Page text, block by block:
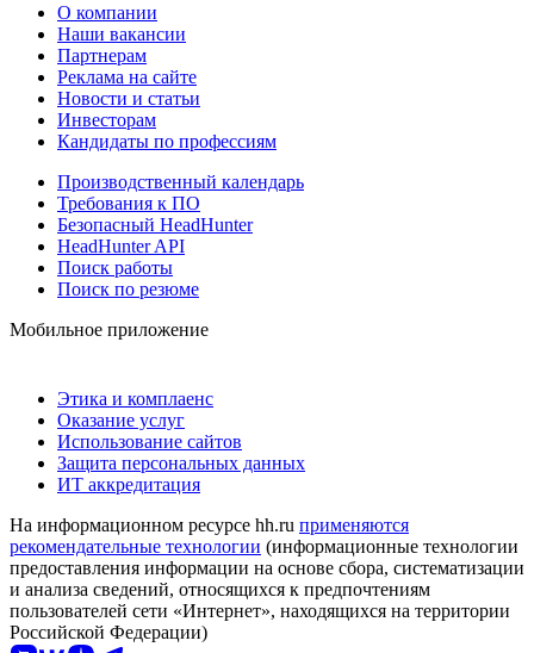
О компании
Наши вакансии
Партнерам
Реклама на сайте
Новости и статьи
Инвесторам
Кандидаты по профессиям
Производственный календарь
Требования к ПО
Безопасный HeadHunter
HeadHunter API
Поиск работы
Поиск по резюме
Мобильное приложение
Этика и комплаенс
Оказание услуг
Использование сайтов
Защита персональных данных
ИТ аккредитация
На информационном ресурсе hh.ru применяются
рекомендательные технологии (информационные технологии
предоставления информации на основе сбора, систематизации
и анализа сведений, относящихся к предпочтениям
пользователей сети «Интернет», находящихся на территории
Российской Федерации)